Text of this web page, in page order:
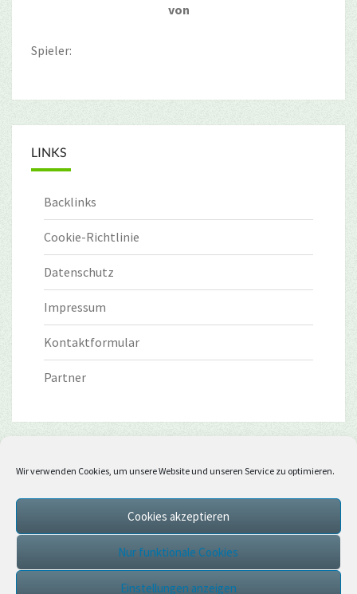
Wir verwenden Cookies, um unsere Website und unseren Service zu optimieren.
Cookies akzeptieren
Nur funktionale Cookies
Einstellungen anzeigen
von
Spieler:
LINKS
Backlinks
Cookie-Richtlinie
Datenschutz
Impressum
Kontaktformular
Partner
Stolz präsentiert von WordPress